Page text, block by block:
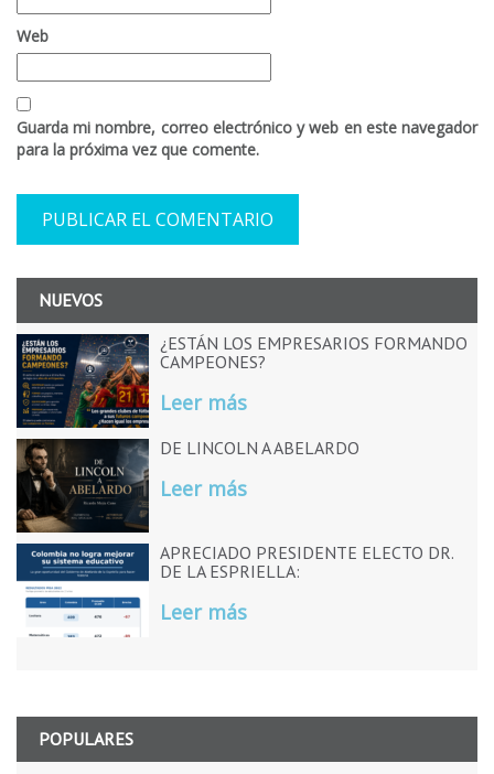
Web
Guarda mi nombre, correo electrónico y web en este navegador
para la próxima vez que comente.
NUEVOS
¿ESTÁN LOS EMPRESARIOS FORMANDO
CAMPEONES?
Leer más
DE LINCOLN A ABELARDO
Leer más
APRECIADO PRESIDENTE ELECTO DR.
DE LA ESPRIELLA:
Leer más
POPULARES